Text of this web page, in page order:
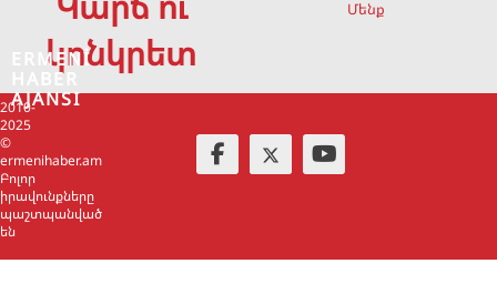
կոնկրետ
Մենք
2010-
2025
©
ermenihaber.am
Բոլոր
իրավունքները
պաշտպանված
են
ERMENİ
HABER
AJANSI